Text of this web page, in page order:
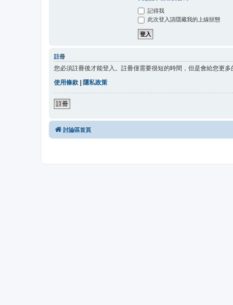
記得我
此次登入請隱藏我的上線狀態
註冊
您必須註冊後才能登入。註冊僅需要很短的時間，但是會給您更
使用條款
隱私政策
註冊
討論區首頁